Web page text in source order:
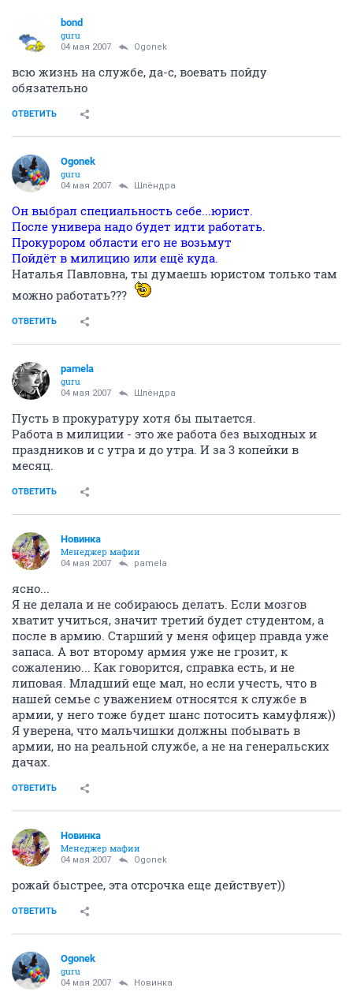
bond
guru
04 мая 2007 Ogonek
всю жизнь на службе, да-с, воевать пойду
обязательно
ОТВЕТИТЬ
Ogonek
guru
04 мая 2007 Шлёндра
Он выбрал специальность себе...юрист.
После универа надо будет идти работать.
Прокурором области его не возьмут
Пойдёт в милицию или ещё куда.
Наталья Павловна, ты думаешь юристом только там
можно работать???
ОТВЕТИТЬ
pamela
guru
04 мая 2007 Шлёндра
Пусть в прокуратуру хотя бы пытается.
Работа в милиции - это же работа без выходных и
праздников и с утра и до утра. И за 3 копейки в
месяц.
ОТВЕТИТЬ
Новинка
Менеджер мафии
04 мая 2007 pamela
ясно...
Я не делала и не собираюсь делать. Если мозгов
хватит учиться, значит третий будет студентом, а
после в армию. Старший у меня офицер правда уже
запаса. А вот второму армия уже не грозит, к
сожалению... Как говорится, справка есть, и не
липовая. Младший еще мал, но если учесть, что в
нашей семье с уважением относятся к службе в
армии, у него тоже будет шанс потосить камуфляж))
Я уверена, что мальчишки должны побывать в
армии, но на реальной службе, а не на генеральских
дачах.
ОТВЕТИТЬ
Новинка
Менеджер мафии
04 мая 2007 Ogonek
рожай быстрее, эта отсрочка еще действует))
ОТВЕТИТЬ
Ogonek
guru
04 мая 2007 Новинка